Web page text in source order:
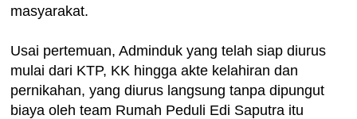
masyarakat.
Usai pertemuan, Adminduk yang telah siap diurus
mulai dari KTP, KK hingga akte kelahiran dan
pernikahan, yang diurus langsung tanpa dipungut
biaya oleh team Rumah Peduli Edi Saputra itu